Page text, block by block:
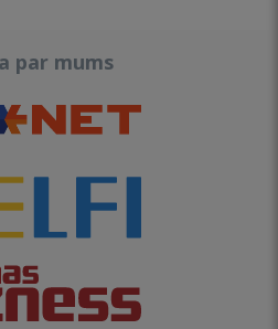
par mums